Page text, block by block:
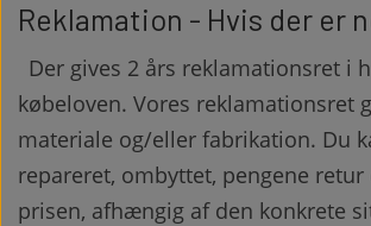
STYLING
LYSSÆT TAMIYA
Reklamation - Hvis der er
Der gives 2 års reklamationsret i
købeloven. Vores reklamationsret
materiale og/eller fabrikation. Du
repareret, ombyttet, pengene retur
prisen, afhængig af den konkrete